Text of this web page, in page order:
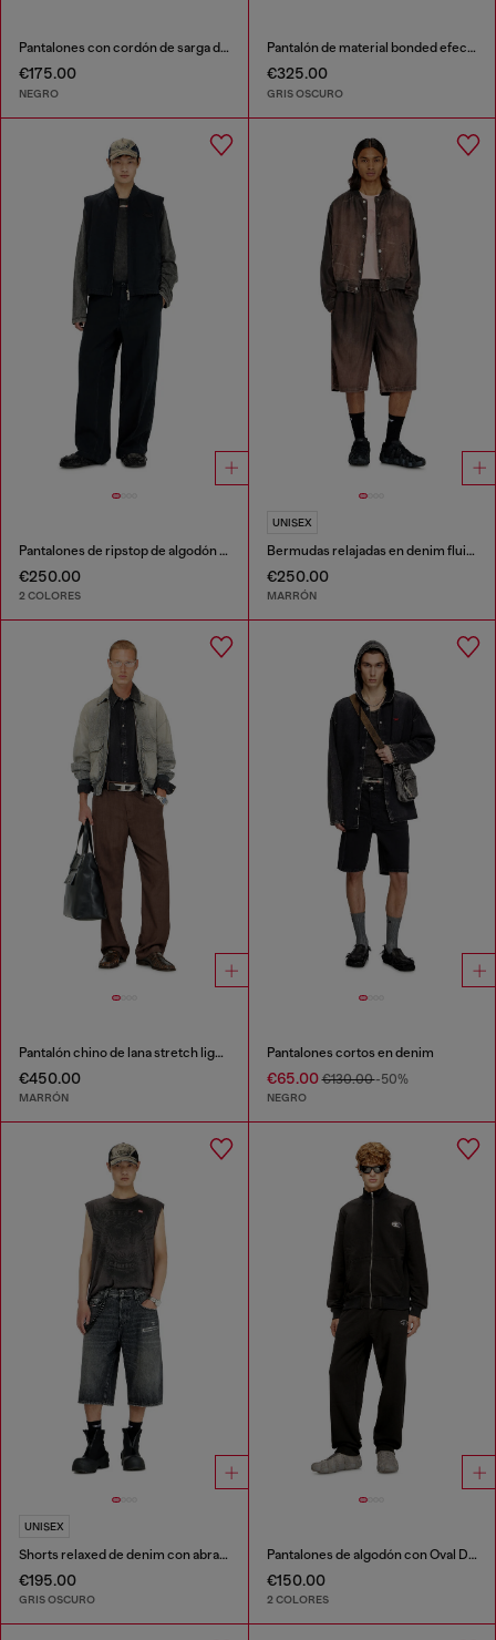
Pantalones con cordón de sarga desteñida
€175.00
NEGRO
Pantalón de material bonded efecto desgastado
€325.00
GRIS OSCURO
Pantalones de ripstop de algodón con hebillas laterales
€250.00
2 COLORES
UNISEX
Bermudas relajadas en denim fluido con lavado oscuro
€250.00
MARRÓN
Pantalón chino de lana stretch ligera
€450.00
MARRÓN
Pantalones cortos en denim
€65.00€130.00-50%
NEGRO
UNISEX
Shorts relaxed de denim con abrasiones
€195.00
GRIS OSCURO
Pantalones de algodón con Oval D metálico
€150.00
2 COLORES